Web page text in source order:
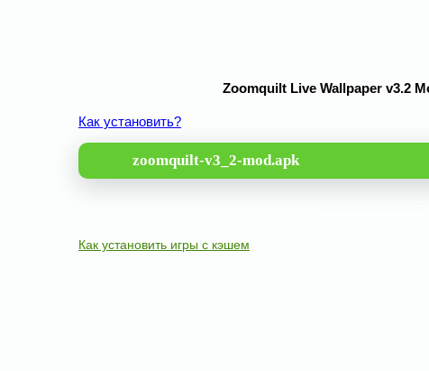
Zoomquilt Live Wallpaper v3.2
Как установить?
zoomquilt-v3_2-mod.apk
Как установить игры с кэшем